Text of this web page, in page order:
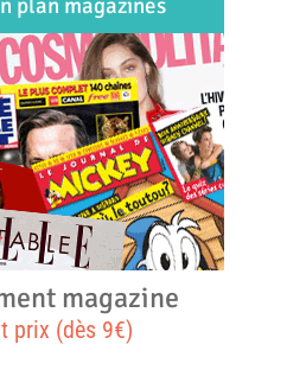
plan magazines
magazine
prix (dès 9€)